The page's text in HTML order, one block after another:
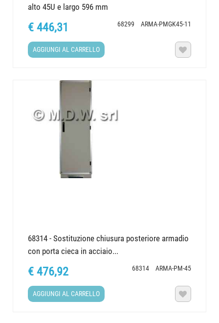
alto 45U e largo 596 mm
68299 ARMA-PMGK45-11
€ 446,31
AGGIUNGI AL CARRELLO 
68314 - Sostituzione chiusura posteriore armadio
con porta cieca in acciaio...
68314 ARMA-PM-45
€ 476,92
AGGIUNGI AL CARRELLO 